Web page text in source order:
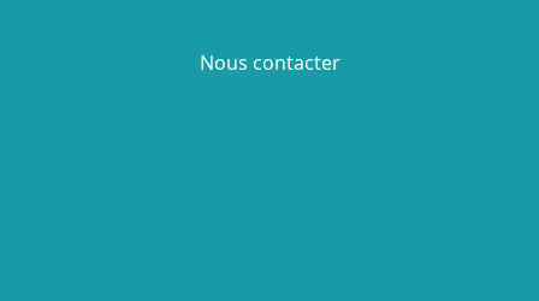
Nous contacter